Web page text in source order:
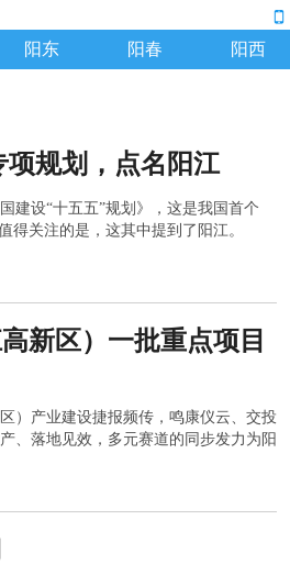
阳东 阳春 阳西
规划，点名阳江
建设“十五五”规划》，这是我国首个
得关注的是，这其中提到了阳江。
新区）一批重点项目
）产业建设捷报频传，鸣康仪云、交投
落地见效，多元赛道的同步发力为阳